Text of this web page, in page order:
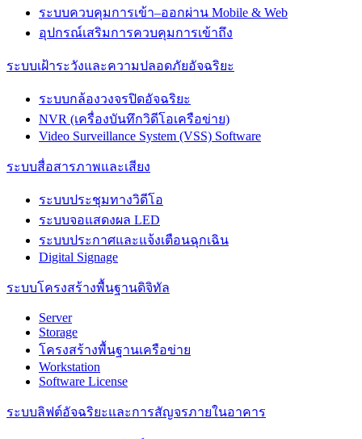
ระบบควบคุมการเข้า–ออกผ่าน Mobile & Web
อุปกรณ์เสริมการควบคุมการเข้าถึง
ระบบเฝ้าระวังและความปลอดภัยอัจฉริยะ
ระบบกล้องวงจรปิดอัจฉริยะ
NVR (เครื่องบันทึกวิดีโอเครือข่าย)
Video Surveillance System (VSS) Software
ระบบสื่อสารภาพและเสียง
ระบบประชุมทางวิดีโอ
ระบบจอแสดงผล LED
ระบบประกาศและแจ้งเตือนฉุกเฉิน
Digital Signage
ระบบโครงสร้างพื้นฐานดิจิทัล
Server
Storage
โครงสร้างพื้นฐานเครือข่าย
Workstation
Software License
ระบบลิฟต์อัจฉริยะและการสัญจรภายในอาคาร